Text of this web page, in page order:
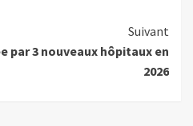
Suivant
par 3 nouveaux hôpitaux en
2026